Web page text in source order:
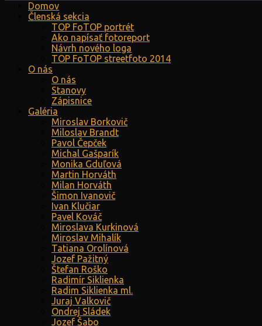
Domov
Členská sekcia
TOP FoTOP portrét
Ako napísať fotoreport
Návrh nového loga
TOP FoTOP streetfoto 2014
O nás
O nás
Stanovy
Zápisnice
Galéria
Miroslav Borkovič
Miloslav Brandt
Pavol Čepček
Michal Gašparík
Monika Gduľová
Martin Horváth
Milan Horváth
Šimon Ivanovič
Ivan Klučiar
Pavel Kováč
Miroslava Kurkinová
Miroslav Mihalík
Tatiana Orolínová
Jozef Pažitný
Štefan Roško
Radimír Siklienka
Radim Siklienka ml.
Juraj Valkovič
Ondrej Sládek
Jozef Šabo